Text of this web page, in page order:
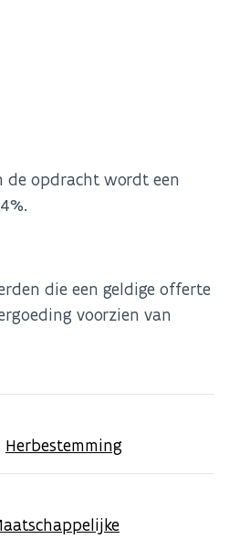
de opdracht wordt een
die een geldige offerte
voorzien van
Herbestemming